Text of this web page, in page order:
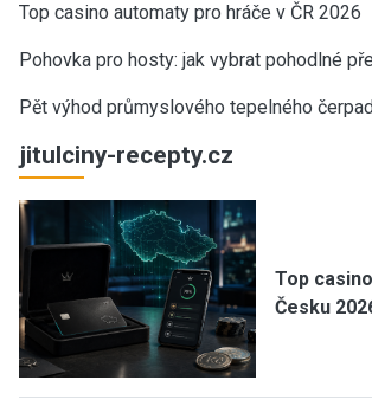
Top casino automaty pro hráče v ČR 2026
Pohovka pro hosty: jak vybrat pohodlné
Pět výhod průmyslového tepelného
jitulciny-recepty.cz
Top
Česku